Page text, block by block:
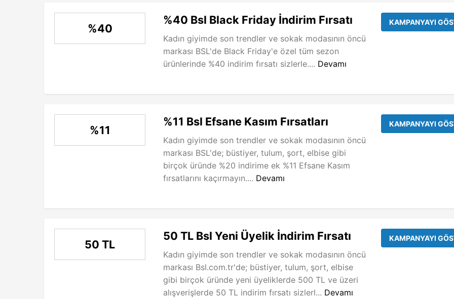
%40
%40 Bsl Black Friday İndirim Fırsatı
Kadın giyimde son trendler ve sokak modasının öncü
markası BSL'de Black Friday'e özel tüm sezon
ürünlerinde %40 indirim fırsatı sizlerle.... Devamı
KAMPANYAYI
%11
%11 Bsl Efsane Kasım Fırsatları
Kadın giyimde son trendler ve sokak modasının öncü
markası BSL'de; büstiyer, tulum, şort, elbise gibi
birçok üründe %20 indirime ek %11 Efsane Kasım
fırsatlarını kaçırmayın.... Devamı
KAMPANYAYI
50 TL
50 TL Bsl Yeni Üyelik İndirim Fırsatı
Kadın giyimde son trendler ve sokak modasının öncü
markası Bsl.com.tr'de; büstiyer, tulum, şort, elbise
gibi birçok üründe yeni üyeliklerde 500 TL ve üzeri
alışverişlerde 50 TL indirim fırsatı sizlerl... Devamı
KAMPANYAYI